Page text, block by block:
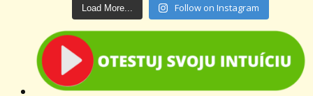
Load More... Follow on Instagram